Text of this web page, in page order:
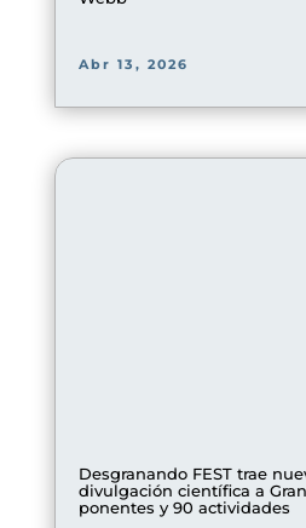
Abr 13, 2026
Desgranando FEST trae
divulgación científica a
ponentes y 90 actividades